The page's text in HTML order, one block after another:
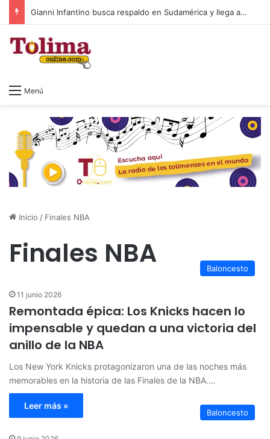
Gianni Infantino busca respaldo en Sudamérica y llega a Colombia en medio de la crisis de la FIFA
Menú
Inicio / Finales NBA
Finales NBA Baloncesto
11 junio 2026
Remontada épica: Los Knicks hacen lo
impensable y quedan a una victoria del
anillo de la NBA
Los New York Knicks protagonizaron una de las noches más
memorables en la historia de las Finales de la NBA.…
Leer más »
Baloncesto